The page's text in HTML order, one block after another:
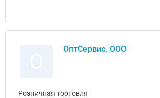
ОптСервис, ООО
Розничная торговля